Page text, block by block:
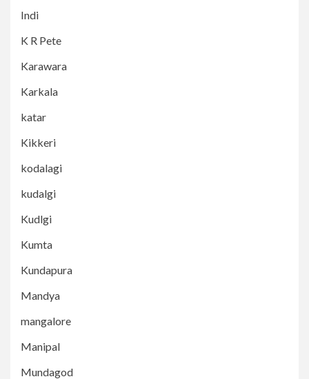
Indi
K R Pete
Karawara
Karkala
katar
Kikkeri
kodalagi
kudalgi
Kudlgi
Kumta
Kundapura
Mandya
mangalore
Manipal
Mundagod